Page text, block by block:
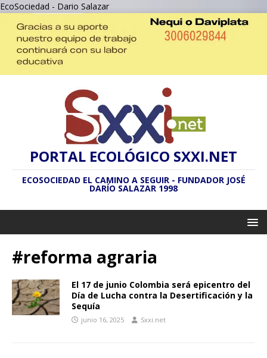
EcoSociedad - Dario Salazar
PORTAL ECOLÓGICO SXXI.NET
ECOSOCIEDAD EL CAMINO A SEGUIR - FUNDADOR JOSÉ
DARÍO SALAZAR 1998
#reforma agraria
El 17 de junio Colombia será epicentro del
Día de Lucha contra la Desertificación y la
Sequía
junio 16, 2025 Sxxi.net